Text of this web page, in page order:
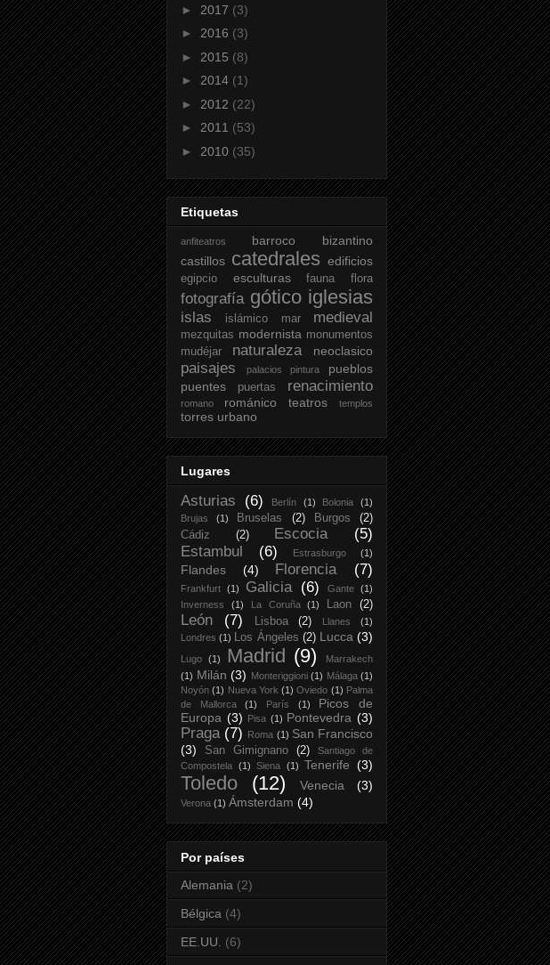
► 2017 (3)
► 2016 (3)
► 2015 (8)
► 2014 (1)
► 2012 (22)
► 2011 (53)
► 2010 (35)
Etiquetas
anfiteatros barroco
bizantino
castillos catedrales edificios
egipcio esculturas fauna flora
fotografía gótico iglesias
islas islámico mar medieval
mezquitas modernista monumentos
mudéjar
naturaleza neoclasico
paisajes palacios pintura
pueblos
puentes
puertas renacimiento
romano románico teatros templos
torres urbano
Lugares
Asturias (6) Berlín (1) Bolonia
(1)
Brujas
(1) Bruselas (2) Burgos
(2)
Cádiz
(2) Escocia
(5)
Estambul
(6) Estrasburgo (1)
Flandes (4) Florencia (7)
Frankfurt (1) Galicia (6) Gante
(1)
Inverness
(1) La Coruña (1) Laon (2)
León (7) Lisboa (2) Llanes
(1)
Londres (1) Los Ángeles (2) Lucca (3)
Lugo (1) Madrid (9)
Marrakech
(1) Milán (3) Monteriggioni (1) Málaga (1)
Noyón (1) Nueva York (1) Oviedo (1) Palma
de Mallorca
(1) París (1)
Picos de
Europa (3) Pisa (1) Pontevedra (3)
Praga (7) Roma (1) San Francisco
(3)
San Gimignano (2)
Santiago de
Compostela (1) Siena (1) Tenerife (3)
Toledo (12) Venecia (3)
Verona (1) Ámsterdam (4)
Por países
Alemania (2)
Bélgica (4)
EE.UU.
(6)